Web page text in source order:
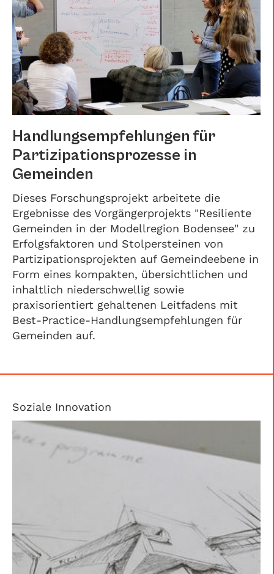
Handlungsempfehlungen für
Partizipationsprozesse in
Gemeinden
Dieses Forschungsprojekt arbeitete die
Ergebnisse des Vorgängerprojekts "Resiliente
Gemeinden in der Modellregion Bodensee" zu
Erfolgsfaktoren und Stolpersteinen von
Partizipationsprojekten auf Gemeindeebene in
Form eines kompakten, übersichtlichen und
inhaltlich niederschwellig sowie
praxisorientiert gehaltenen Leitfadens mit
Best-Practice-Handlungsempfehlungen für
Gemeinden auf.
Soziale Innovation